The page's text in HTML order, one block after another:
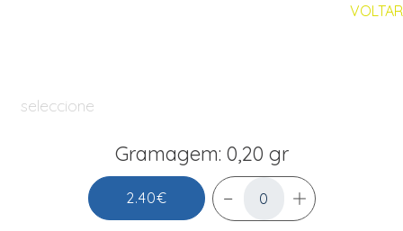
VOLTAR
seleccione
Gramagem: 0,20 gr
2.40€